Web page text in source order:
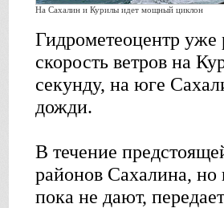
На Сахалин и Курилы идет мощный циклон
Гидрометеоцентр уже
скорость ветров на
секунду, на юге
дожди.
В течение
районов Сахалина,
пока не дают,